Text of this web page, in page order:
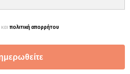
καιπολιτική απορρήτου